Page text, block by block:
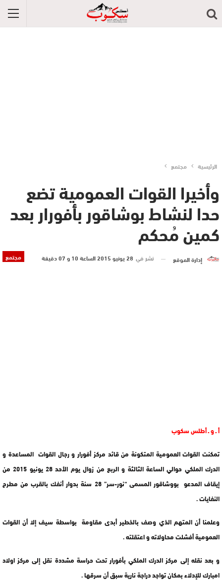
الرئيسية مجتمع
وأخيرا القوات العمومية تضع
حدا لنشاط بوشاقور بأفورار بعد
كمين مُحكم
مجتمع إدارة الموقع نشر في 28 يونيو 2015 الساعة 10 و 07 دقيقة
أ ـ و ـ أطلس سكوب
تمكنت القوات العمومية المتكونة من قائد مركز أفورار و رجال القوات المساعدة و
الدرك الملكي حوالي الساعة الثالثة و الربع من زوال يوم الأحد 28 يونيو 2015 من
إيقاف المدعو بووشاقور المسمى “نور-سر” 28 سنة بدوار أنفك بالقرب من مطرح
النفايات .
وعلمنا أن المتهم الذي وصف بالخطير أبدى مقاومة بواسطة سيف إلا أن القوات
العمومية أفشلت محاولاته و اعتقلته .
و بعد نقله إلى مركز الدرك الملكي بأفورار تحت حراسة مشددة نقل إلى مركز اولاد
امبارك للإدلاء بمكان تواجد دراجة نارية سبق أن سرقها .